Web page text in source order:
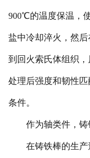
900℃的温度保温，
盐中冷却淬火，然
到回火索氏体组织，
处理后强度和韧性
条件。
作为轴类件，铸
在铸铁棒的生产